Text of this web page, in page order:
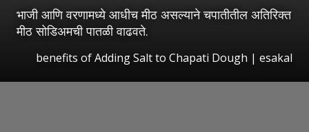
भाजी आणि वरणामध्ये आधीच मीठ असल्याने चपातीतील अतिरिक्त
मीठ सोडिअमची पातळी वाढवते.
benefits of Adding Salt to Chapati Dough | esakal